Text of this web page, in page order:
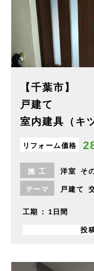
【千葉市】
戸建て
室内建具（キ
リフォーム価格
施 工 洋室 そ
テーマ 戸建て
工期 1日間
投